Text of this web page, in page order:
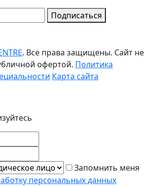
Подписаться
. Все права защищены. Сайт не
офертой. Политика
Карта сайта
Запомнить меня
персональных данных